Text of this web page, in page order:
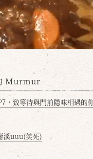
Murmur
，致等待與門前隱味相遇的
溪uuu(笑死)